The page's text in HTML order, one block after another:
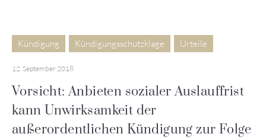
Kündigung Kündigungsschutzklage Urteile
12. September 2018
Vorsicht: Anbieten sozialer Auslauffrist
kann Unwirksamkeit der
außerordentlichen Kündigung zur Folge